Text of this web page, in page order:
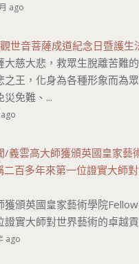
ago
世音菩薩成道紀念日暨護生
大慈大悲，救眾生脫離苦難
之王，化身為各種形象而為
災免難、...
/義雲高大師獲頒英國皇家藝
二百多年來第一位證實大師
獲頒英國皇家藝術學院
證實大師對世界藝術的卓越
ago